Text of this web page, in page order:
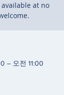
at no
– 오전 11:00